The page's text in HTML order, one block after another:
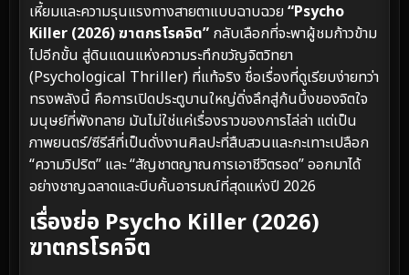
เหี้ยมและความรุนแรงทางสายตาแบบฉาบฉวย“Psycho
Killer (2026) ฆาตกรโรคจิต” กลับเลือกที่จะพาผู้ชมก้าวข้าม
ไปอีกขั้น สู่ดินแดนแห่งความระทึกขวัญจิตวิทยา
(Psychological Thriller) ที่แท้จริง ชื่อเรื่องที่ดูเรียบง่ายทว่า
ทรงพลังนี้ คือการเปิดประตูบานใหญ่ดิ่งลึกสู่ก้นบึ้งของจิตใจ
มนุษย์ที่พังทลาย มันไม่ใช่แค่เรื่องราวของการไล่ล่า แต่เป็น
ภาพยนตร์/ซีรีส์ที่เป็นดั่งงานศิลปะที่สืบสวนและกะเทาะเปลือก
“ความวิปริต” และ “สัญชาตญาณการเอาชีวิตรอด” ออกมาได้
อย่างชาญฉลาดและบีบคั้นอารมณ์ที่สุดแห่งปี 2026
เรื่องย่อ Psycho Killer (2026)
ฆาตกรโรคจิต